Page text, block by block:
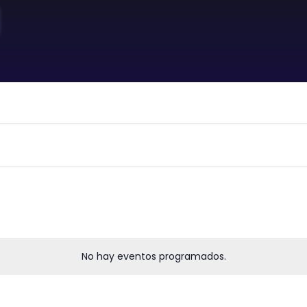
No hay eventos programados.